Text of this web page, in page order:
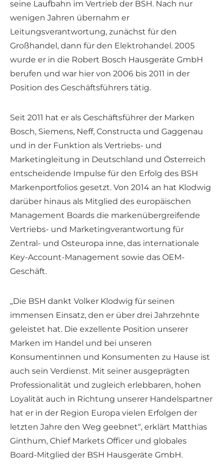
seine Laufbahn im Vertrieb der BSH. Nach nur
wenigen Jahren übernahm er
Leitungsverantwortung, zunächst für den
Großhandel, dann für den Elektrohandel. 2005
wurde er in die Robert Bosch Hausgeräte GmbH
berufen und war hier von 2006 bis 2011 in der
Position des Geschäftsführers tätig.
Seit 2011 hat er als Geschäftsführer der Marken
Bosch, Siemens, Neff, Constructa und Gaggenau
und in der Funktion als Vertriebs- und
Marketingleitung in Deutschland und Österreich
entscheidende Impulse für den Erfolg des BSH
Markenportfolios gesetzt. Von 2014 an hat Klodwig
darüber hinaus als Mitglied des europäischen
Management Boards die markenübergreifende
Vertriebs- und Marketingverantwortung für
Zentral- und Osteuropa inne, das internationale
Key-Account-Management sowie das OEM-
Geschäft.
„Die BSH dankt Volker Klodwig für seinen
immensen Einsatz, den er über drei Jahrzehnte
geleistet hat. Die exzellente Position unserer
Marken im Handel und bei unseren
Konsumentinnen und Konsumenten zu Hause ist
auch sein Verdienst. Mit seiner ausgeprägten
Professionalität und zugleich erlebbaren, hohen
Loyalität auch in Richtung unserer Handelspartner
hat er in der Region Europa vielen Erfolgen der
letzten Jahre den Weg geebnet“, erklärt Matthias
Ginthum, Chief Markets Officer und globales
Board-Mitglied der BSH Hausgeräte GmbH.